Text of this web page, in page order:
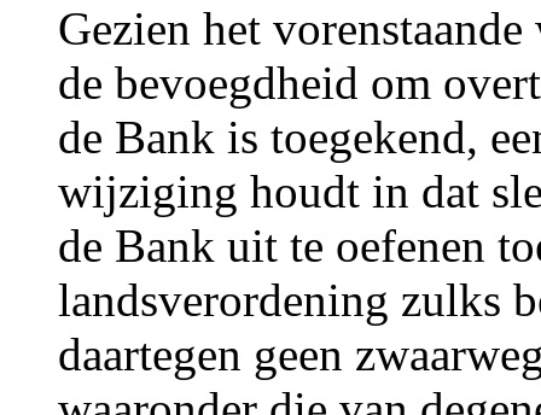
Gezien het
de bevoegdheid om
de Bank is toegekend,
wijziging houdt in dat
de Bank uit te oefenen
landsverordening zulks
daartegen geen